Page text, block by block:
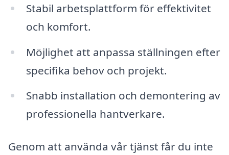
Stabil arbetsplattform för effektivitet
och komfort.
Möjlighet att anpassa ställningen efter
specifika behov och projekt.
Snabb installation och demontering av
professionella hantverkare.
Genom att använda vår tjänst får du inte